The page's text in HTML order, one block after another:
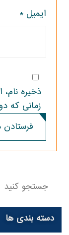
دسته بندی ها
ایمیل *
ذخیره
زمانی که
فرستادن